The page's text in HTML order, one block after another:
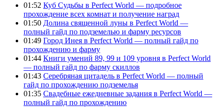
01:52 Куб Судьбы в Perfect World — подробное
прохождение всех комнат и получение наград
01:50 Долина священной луны в Perfect World —
полный гайд по подземелью и фарму ресурсов
01:49 Город Инея в Perfect World — полный гайд по
прохождению и фарму
01:44 Книги умений 89, 99 и 109 уровня в Perfect World
— полный гайд по фарму скиллов
01:43 Серебряная цитадель в Perfect World — полный
гайд по прохождению подземелья
01:35 Свадебные ежедневные задания в Perfect World —
полный гайд по прохождению